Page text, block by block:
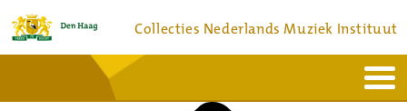
Collecties Nederlands Muziek Instituut